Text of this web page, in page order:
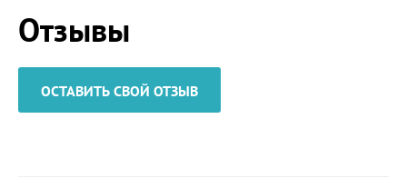
Отзывы
ОСТАВИТЬ СВОЙ ОТЗЫВ